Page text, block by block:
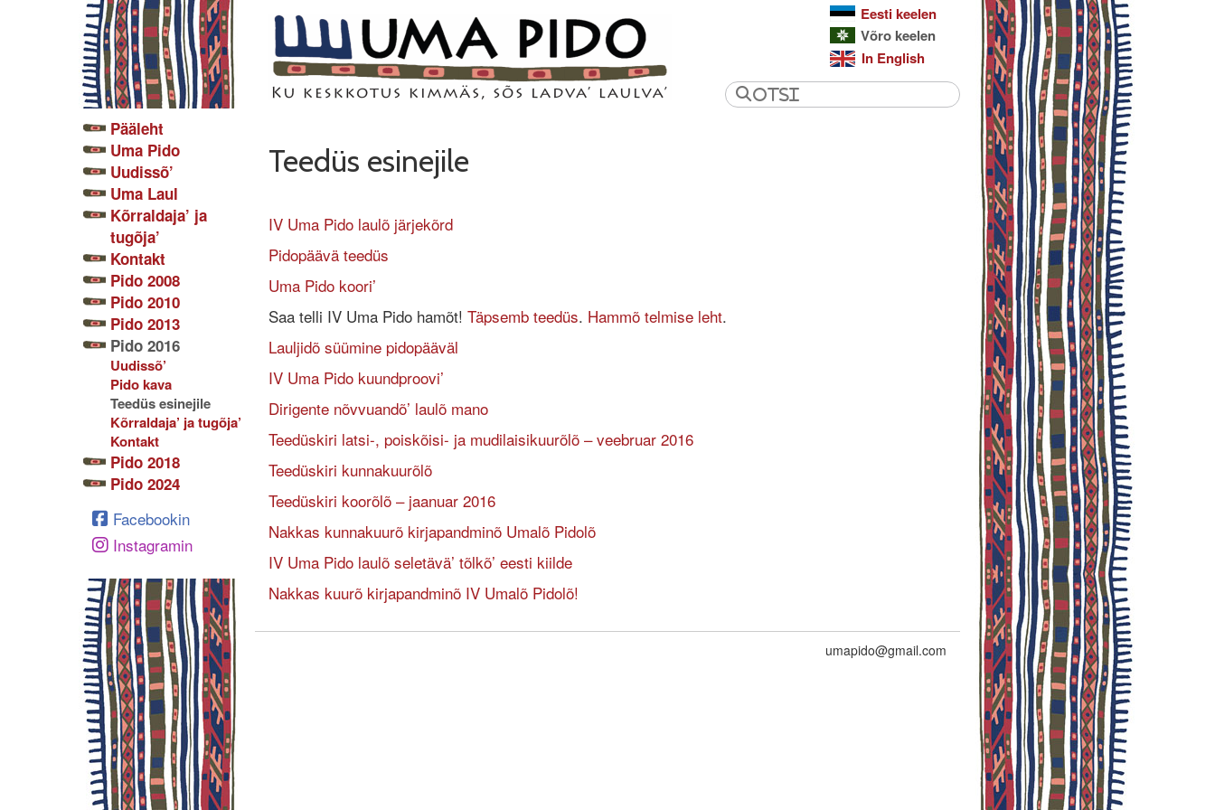
Eesti keelen
Võro keelen
In English
Pääleht
Uma Pido
Uudissõ’
Uma Laul
Kõrraldaja’ ja
tugõja’
Kontakt
Pido 2008
Pido 2010
Pido 2013
Pido 2016
Uudissõ’
Pido kava
Teedüs esinejile
Kõrraldaja’ ja tugõja’
Kontakt
Pido 2018
Pido 2024
Facebookin
Instagramin
Teedüs esinejile
IV Uma Pido laulõ järjekõrd
Pidopäävä teedüs
Uma Pido koori’
Saa telli IV Uma Pido hamõt! Täpsemb teedüs. Hammõ telmise leht.
Lauljidõ süümine pidopääväl
IV Uma Pido kuundproovi’
Dirigente nõvvuandõ’ laulõ mano
Teedüskiri latsi-, poiskõisi- ja mudilaisikuurõlõ – veebruar 2016
Teedüskiri kunnakuurõlõ
Teedüskiri koorõlõ – jaanuar 2016
Nakkas kunnakuurõ kirjapandminõ Umalõ Pidolõ
IV Uma Pido laulõ seletävä’ tõlkõ’ eesti kiilde
Nakkas kuurõ kirjapandminõ IV Umalõ Pidolõ!
umapido@gmail.com